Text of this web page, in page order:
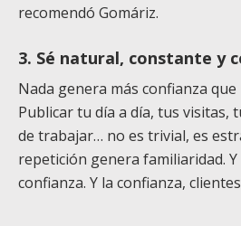
recomendó Gomáriz.
3. Sé natural, constante y
Nada genera más confianza
Publicar tu día a día, tus visitas,
de trabajar… no es trivial, es
repetición genera familiaridad.
confianza. Y la confianza,